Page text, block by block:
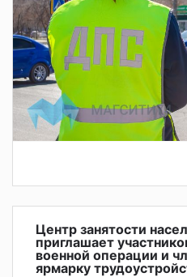
Центр занятости
приглашает
военной операции и
ярмарку